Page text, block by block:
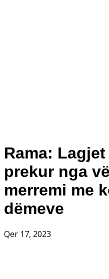
Rama:
prekur nga
merremi me
dëmeve
Qer 17, 2023